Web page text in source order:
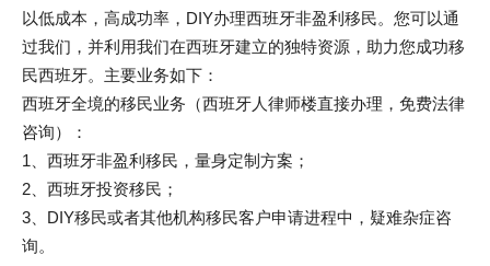
以低成本，高成功率，DIY办理西班牙非盈利移民。您可以通
过我们，并利用我们在西班牙建立的独特资源，助力您成功移
民西班牙。主要业务如下：
西班牙全境的移民业务（西班牙人律师楼直接办理，免费法律
咨询）：
1、西班牙非盈利移民，量身定制方案；
2、西班牙投资移民；
3、DIY移民或者其他机构移民客户申请进程中，疑难杂症咨
询。